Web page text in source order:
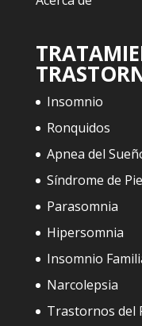
Insomnio
Ronquidos
Apnea del
Síndrome de
Parasomnia
Hipersomnia
Insomnio
Narcolepsia
Trastornos del